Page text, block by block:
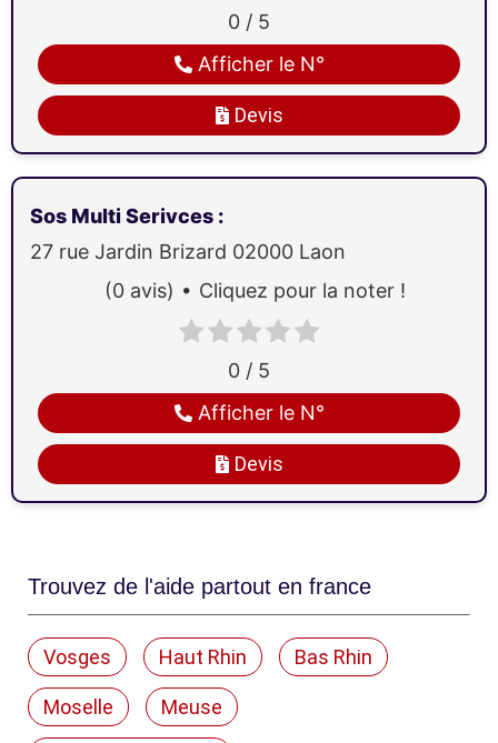
Devis
Afficher le N°
0 / 5
Sos Multi Serivces :
27 rue Jardin Brizard 02000 Laon
Devis
Afficher le N°
0 / 5
(0 avis) Cliquez pour la noter !
Trouvez de l'aide partout en france
Vosges Haut Rhin Bas Rhin
Moselle Meuse